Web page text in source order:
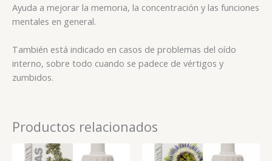
Ayuda a mejorar la memoria, la concentración y las funciones
mentales en general.
También está indicado en casos de problemas del oído
interno, sobre todo cuando se padece de vértigos y
zumbidos.
Productos relacionados